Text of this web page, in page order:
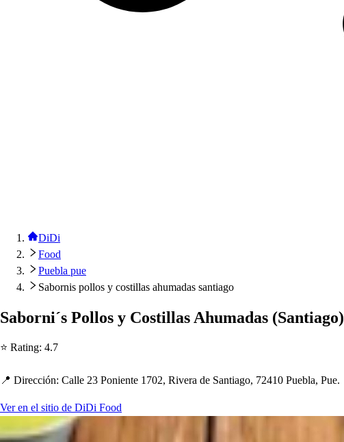
DiDi
Food
Puebla pue
Sabornis pollos y costillas ahumadas santiago
Saborni´s Pollos y Costillas Ahumadas (Santiago)
⭐ Rating: 4.7
📍 Dirección: Calle 23 Poniente 1702, Rivera de Santiago, 72410 Puebla, Pue.
Ver en el sitio de DiDi Food